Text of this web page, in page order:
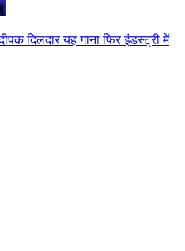
दिलदार यह गाना फिर इंडस्ट्री में